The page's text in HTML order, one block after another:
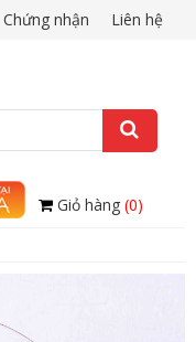
Liên hệ
Chứng nhận
Giỏ hàng (0)